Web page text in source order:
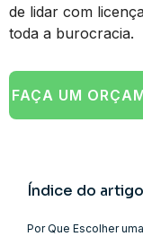
de lidar com
toda a burocracia.
FAÇA UM
Índice do artigo
Por Que Escolher